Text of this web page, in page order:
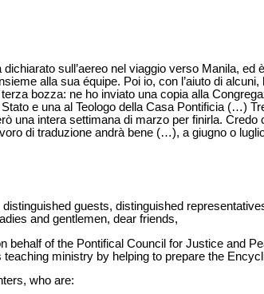
sull’aereo nel viaggio verso Manila, ed
alla sua équipe. Poi io, con l’aiuto di
bozza: ne ho inviato una copia alla
e una al Teologo della Casa Pontificia (…)
una intera settimana di marzo per finirla.
di traduzione andrà bene (…), a giugno o
guests, distinguished
and gentlemen, dear friends,
behalf of the Pontifical Council for Justice and
ministry by helping to prepare the
who are: